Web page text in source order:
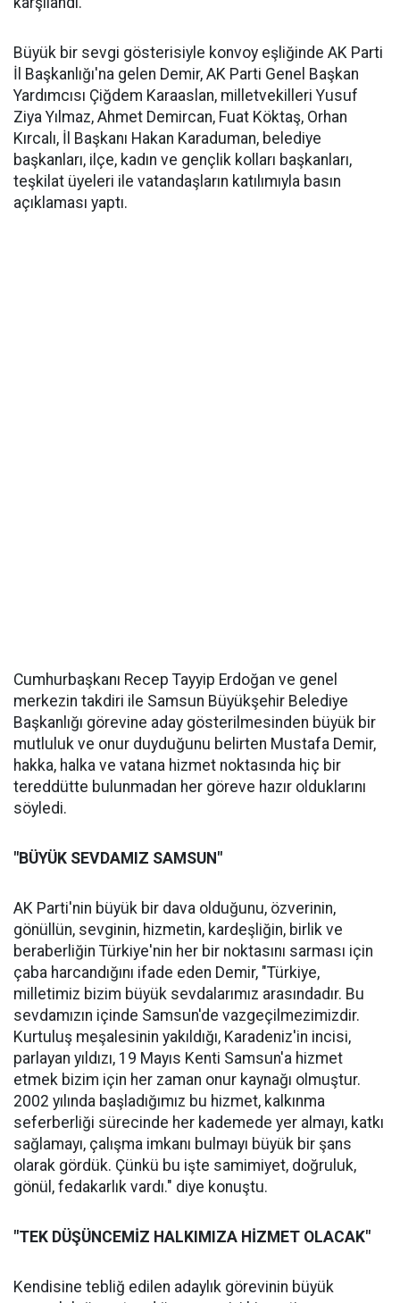
Büyük bir sevgi gösterisiyle konvoy eşliğinde AK Parti
İl Başkanlığı'na gelen Demir, AK Parti Genel Başkan
Yardımcısı Çiğdem Karaaslan, milletvekilleri Yusuf
Ziya Yılmaz, Ahmet Demircan, Fuat Köktaş, Orhan
Kırcalı, İl Başkanı Hakan Karaduman, belediye
başkanları, ilçe, kadın ve gençlik kolları başkanları,
teşkilat üyeleri ile vatandaşların katılımıyla basın
açıklaması yaptı.
Cumhurbaşkanı Recep Tayyip Erdoğan ve genel
merkezin takdiri ile Samsun Büyükşehir Belediye
Başkanlığı görevine aday gösterilmesinden büyük bir
mutluluk ve onur duyduğunu belirten Mustafa Demir,
hakka, halka ve vatana hizmet noktasında hiç bir
tereddütte bulunmadan her göreve hazır olduklarını
söyledi.
"BÜYÜK SEVDAMIZ SAMSUN"
AK Parti'nin büyük bir dava olduğunu, özverinin,
gönüllün, sevginin, hizmetin, kardeşliğin, birlik ve
beraberliğin Türkiye'nin her bir noktasını sarması için
çaba harcandığını ifade eden Demir, "Türkiye,
milletimiz bizim büyük sevdalarımız arasındadır. Bu
sevdamızın içinde Samsun'de vazgeçilmezimizdir.
Kurtuluş meşalesinin yakıldığı, Karadeniz'in incisi,
parlayan yıldızı, 19 Mayıs Kenti Samsun'a hizmet
etmek bizim için her zaman onur kaynağı olmuştur.
2002 yılında başladığımız bu hizmet, kalkınma
seferberliği sürecinde her kademede yer almayı, katkı
sağlamayı, çalışma imkanı bulmayı büyük bir şans
olarak gördük. Çünkü bu işte samimiyet, doğruluk,
gönül, fedakarlık vardı." diye konuştu.
"TEK DÜŞÜNCEMİZ HALKIMIZA HİZMET OLACAK"
Kendisine tebliğ edilen adaylık görevinin büyük